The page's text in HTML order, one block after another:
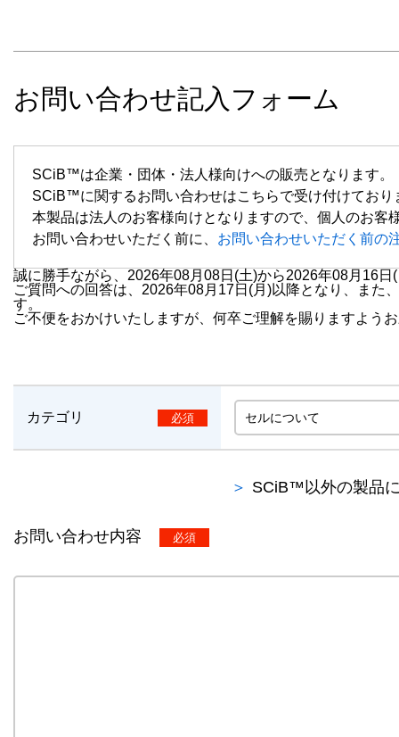
お問い合わせ記入フォーム
SCiB™は企業・団体・法人様向けへの販売となります。
SCiB™に関するお問い合わせはこちらで受け付けており
本製品は法人のお客様向けとなりますので、個人のお
お問い合わせいただく前に、 お問い合わせいただく前の
誠に勝手ながら、2026年08月08日(土)から2026年08月16日
ご質問への回答は、2026年08月17日(月)以降となり、また
す。
ご不便をおかけいたしますが、何卒ご理解を賜りますよう
カテゴリ
SCiB™以外の製品
お問い合わせ内容